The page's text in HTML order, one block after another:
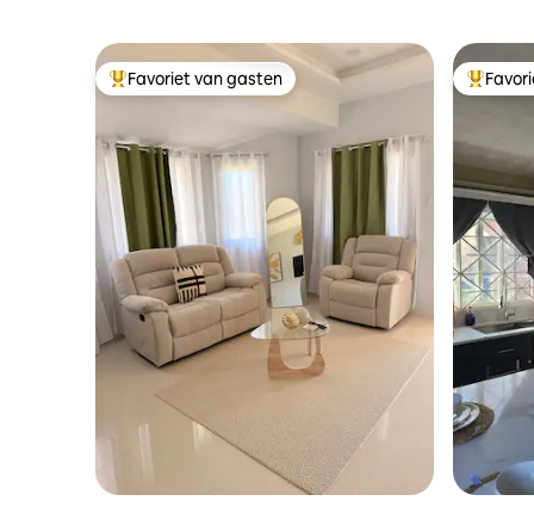
Topfavoriet van gasten
Favoriet van gasten